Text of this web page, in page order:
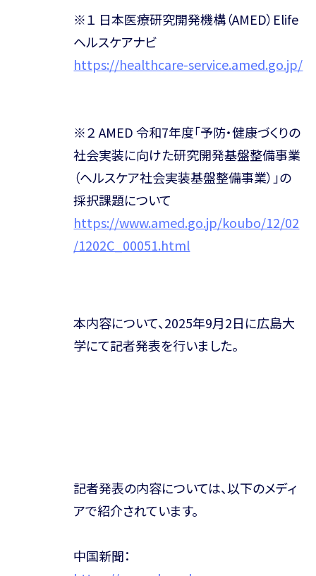
※１ 日本医療研究開発機構（AMED）Elife
ヘルスケアナビ
https://healthcare-service.amed.go.jp/
※２ AMED 令和7年度「予防・健康づくりの
社会実装に向けた研究開発基盤整備事業
（ヘルスケア社会実装基盤整備事業）」の
採択課題について
https://www.amed.go.jp/koubo/12/02
/1202C_00051.html
本内容について、2025年9月2日に広島大
学にて記者発表を行いました。
記者発表の内容については、以下のメディ
アで紹介されています。
中国新聞：